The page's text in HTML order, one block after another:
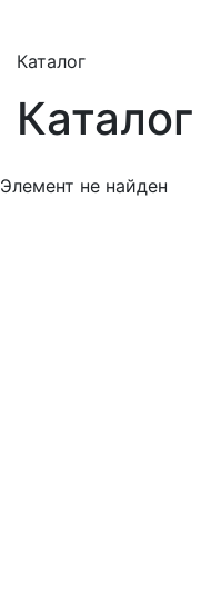
Каталог
Каталог
Элемент не найден